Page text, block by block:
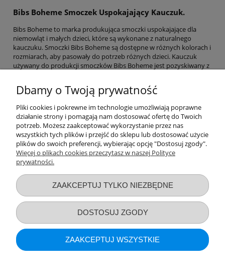
Bibs Boheme Smoczek Uspokajający Kauczuk.
Bibs Boheme to marka produkująca smoczki uspokajające dla
niemowląt i małych dzieci, które są wykonane z naturalnego
kauczuku. Smoczki Bibs Boheme są dostępne w różnych kolorach i
rozmiarach, aby pasowały do potrzeb różnych dzieci. Kauczuk
używany do produkcji smoczków Bibs Boheme jest pozyskiwany z
Kauczuk ten jest bezpieczny dla niemowląt i jest wolny od
szkodliwych substancji chemicznych, takich jak BPA i ftalany.
skandynawskim stylem. Mają klasyczny, prosty wygląd, który jest
modny i pasuje do większości stylów ubierania niemowląt.
Smoczki Bibs Boheme są również zaprojektowane z myślą o
funkcjonalności - mają ergonomiczny kształt, który dopasowuje się
do kształtu ust dziecka i zapewnia maksymalny komfort.
Informacje o sklepie
Dbamy o Twoją prywatność
Pliki cookies i pokrewne im technologie umożliwiają poprawne
działanie strony i pomagają nam dostosować ofertę do Twoich
potrzeb. Możesz zaakceptować wykorzystanie przez nas
wszystkich tych plików i przejść do sklepu lub dostosować użycie
plików do swoich preferencji, wybierając opcję "Dostosuj zgody".
Więcej o plikach cookies przeczytasz w naszej Polityce
prywatności.
ZAAKCEPTUJ TYLKO NIEZBĘDNE
DOSTOSUJ ZGODY
ZAAKCEPTUJ WSZYSTKIE